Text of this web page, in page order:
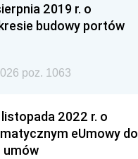
2019 r. o
budowy portów
poz. 1063
2022 r. o
eUmowy do
umów